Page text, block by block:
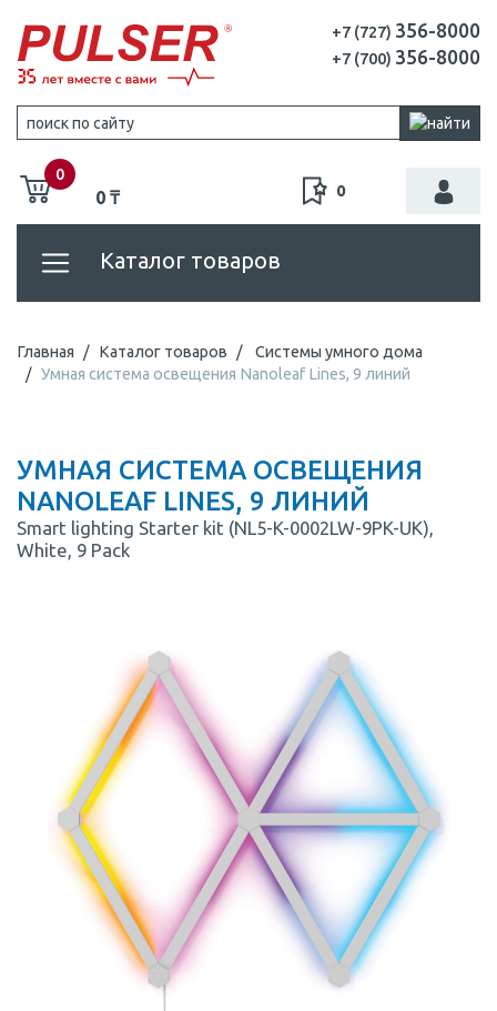
+7 (727) 356-8000
+7 (700) 356-8000
0
0 ₸ 0
Каталог товаров
Главная Каталог товаров
Системы умного дома
Умная система освещения Nanoleaf Lines, 9 линий
УМНАЯ СИСТЕМА ОСВЕЩЕНИЯ
NANOLEAF LINES, 9 ЛИНИЙ
Smart lighting Starter kit (NL5-K-0002LW-9PK-UK),
White, 9 Pack